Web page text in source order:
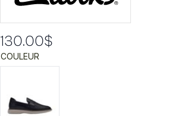
130.00$
COULEUR